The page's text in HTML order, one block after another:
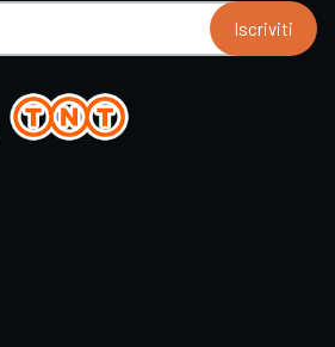
Iscriviti